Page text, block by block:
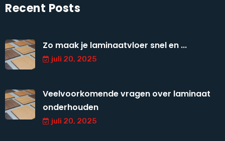
Recent Posts
Zo maak je laminaatvloer snel en ...
juli 20, 2025
Veelvoorkomende vragen over laminaat
onderhouden
juli 20, 2025